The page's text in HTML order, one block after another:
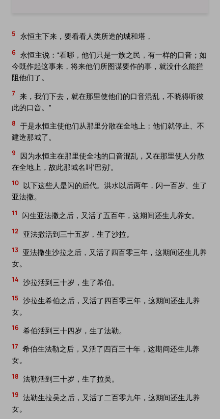
5 永恒主下来，要看看人类所造的城和塔，
6 永恒主说：“看哪，他们只是一族之民，有一样的口音；如
今既作起这事来，将来他们所图谋要作的事，就没什么能拦
阻他们了。
7 来，我们下去，就在那里使他们的口音混乱，不晓得听彼
此的口音。”
8 于是永恒主使他们从那里分散在全地上；他们就停止、不
建造那城了。
9
因为永恒主在那里使全地的口音混乱，又在那里使人分散
在全地上，故此那城名叫‘巴别’。
10 以下这些人是闪的后代。洪水以后两年，闪一百岁、生了
亚法撒。
11 闪生亚法撒之后，又活了五百年，这期间还生儿养女。
12 亚法撒活到三十五岁，生了沙拉。
13 亚法撒生沙拉之后，又活了四百零三年，这期间还生儿养
女。
14 沙拉活到三十岁，生了希伯。
15 沙拉生希伯之后，又活了四百零三年，这期间还生儿养
女。
16 希伯活到三十四岁，生了法勒。
17 希伯生法勒之后，又活了四百三十年，这期间还生儿养
女。
18 法勒活到三十岁，生了拉吴。
19 法勒生拉吴之后，又活了二百零九年，这期间还生儿养
女。